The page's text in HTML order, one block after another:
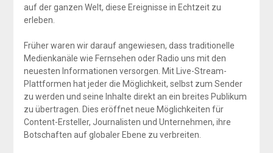
auf der ganzen Welt, diese Ereignisse in Echtzeit zu
erleben.
Früher waren wir darauf angewiesen, dass traditionelle
Medienkanäle wie Fernsehen oder Radio uns mit den
neuesten Informationen versorgen. Mit Live-Stream-
Plattformen hat jeder die Möglichkeit, selbst zum Sender
zu werden und seine Inhalte direkt an ein breites Publikum
zu übertragen. Dies eröffnet neue Möglichkeiten für
Content-Ersteller, Journalisten und Unternehmen, ihre
Botschaften auf globaler Ebene zu verbreiten.